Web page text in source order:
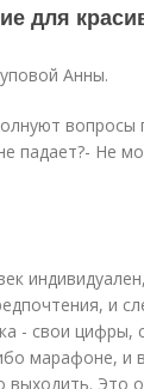
для
Анны.
вопросы
падает?- Не
и
свои цифры,
марафоне, и
выходить. Это